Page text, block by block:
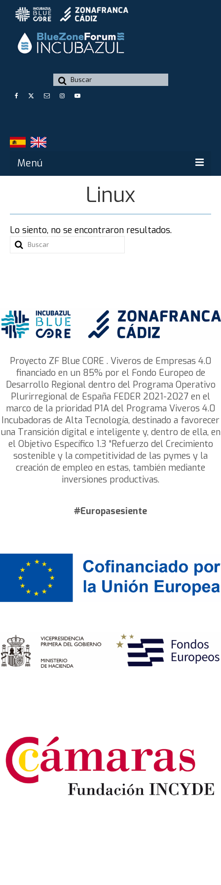
Buscar
por:
Menú
Blue Zone Forum 2023
Qué es Blue Zone Forum
Fondos Feder
Programa
24 de septiembre
25 de septiembre
26 de septiembre
Participantes
Ponentes
Entidades participantes
Zona Franca Cádiz
Linux
Lo siento, no se encontraron resultados.
Buscar
por:
Proyecto ZF Blue CORE . Viveros de Empresas 4.0
financiado en un 85% por el Fondo Europeo de
Desarrollo Regional dentro del Programa Operativo
Plurirregional de España FEDER 2021-2027 en el
marco de la prioridad P1A del Programa Viveros 4.0
Incubadoras de Alta Tecnología, destinado a favorecer
una Transición digital e inteligente y, dentro de ella, en
el Objetivo Específico 1.3 “Refuerzo del Crecimiento
sostenible y la competitividad de las pymes y la
creación de empleo en estas, también mediante
inversiones productivas.
#Europasesiente